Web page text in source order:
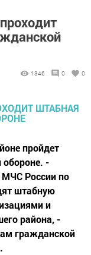
1346 0 0
пройдет
обороне. -
МЧС России по
штабную
и
района, -
гражданской